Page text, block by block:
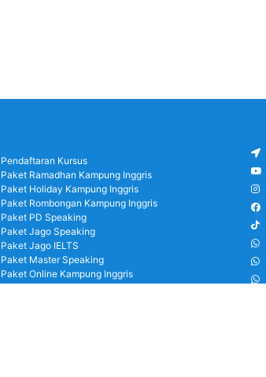
Pendaftaran Kursus
Paket Ramadhan Kampung Inggris
Paket Holiday Kampung Inggris
Paket Rombongan Kampung Inggris
Paket PD Speaking
Paket Jago Speaking
Paket Jago IELTS
Paket Master Speaking
Paket Online Kampung Inggris
Blog